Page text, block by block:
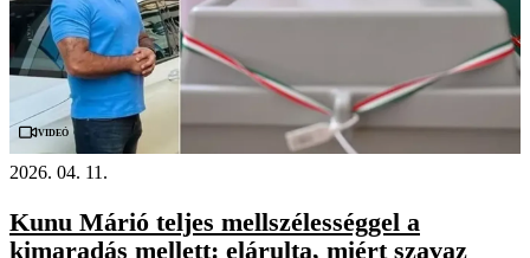
Videó
2026. 04. 11.
Kunu Márió teljes mellszélességgel a
kimaradás mellett: elárulta, miért szavaz